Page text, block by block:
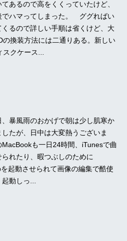
あるので高をくくっていたけど、
でハマってしまった。 ググればい
くるので詳しい手順は省くけど、大
の換装方法には二通りある。新しい
スクケース...
暴風雨のおかげで朝は少し肌寒か
したが、日中は大変熱うございま
も一日24時間、iTunesで曲
られたり、暇つぶしのために
起動させられて画像の編集で酷使
動しっ...